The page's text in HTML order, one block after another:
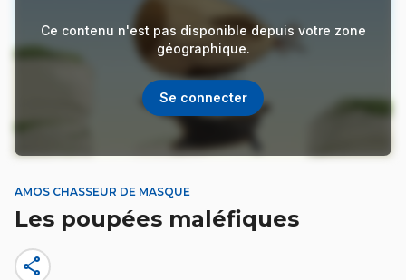
Ce contenu n'est pas disponible depuis votre zone
géographique.
Se connecter
AMOS CHASSEUR DE MASQUE
Les poupées maléfiques
share